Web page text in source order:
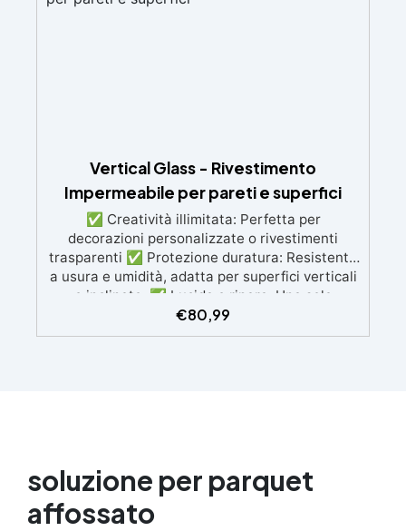
Vertical Glass - Rivestimento
Impermeabile per pareti e superfici
✅ Creatività illimitata: Perfetta per
decorazioni personalizzate o rivestimenti
trasparenti ✅ Protezione duratura: Resistente
a usura e umidità, adatta per superfici verticali
e inclinate. ✅ Lucida e ripara: Una sola
applicazione per una superficie brillante, liscia
e protetta dalle infiltrazioni ✅ Colorazione
€80,99
soluzione per parquet
affossato